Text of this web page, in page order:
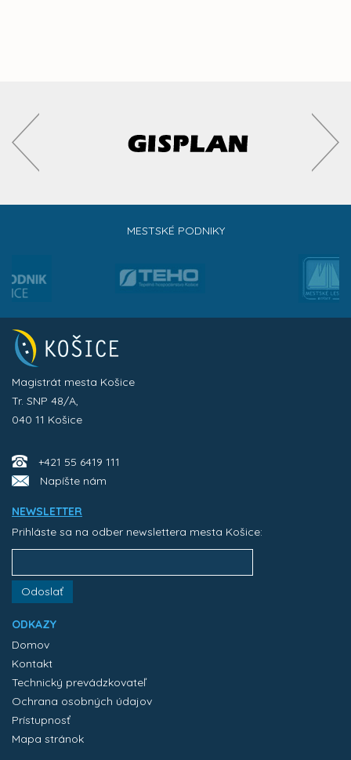
MESTSKÉ PODNIKY
Magistrát mesta Košice
Tr. SNP 48/A,
040 11 Košice
+421 55 6419 111
Napíšte nám
NEWSLETTER
Prihláste sa na odber newslettera mesta Košice:
Odoslať
ODKAZY
Domov
Kontakt
Technický prevádzkovateľ
Ochrana osobných údajov
Prístupnosť
Mapa stránok